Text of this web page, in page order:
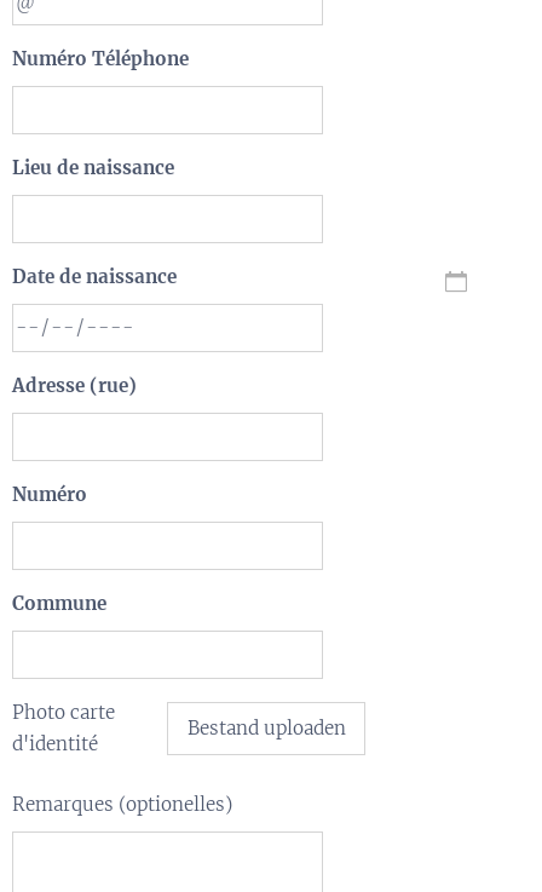
Numéro Téléphone
Lieu de naissance
Date de naissance
Adresse (rue)
Numéro
Commune
Photo carte
d'identité
Bestand uploaden
Remarques (optionelles)